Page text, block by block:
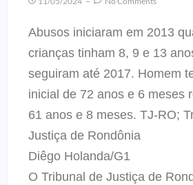
Abusos iniciaram em 2013
crianças tinham 8, 9 e 13
seguiram até 2017. Homem
inicial de 72 anos e 6 meses
61 anos e 8 meses. TJ-RO;
Justiça de Rondônia
Diêgo Holanda/G1
O Tribunal de Justiça de